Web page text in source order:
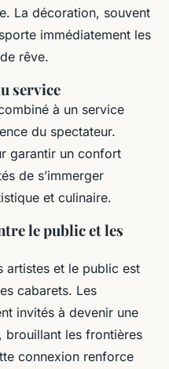
La décoration, souvent
immédiatement les
rêve.
service
à un service
du spectateur.
garantir un confort
de s’immerger
et culinaire.
le public et les
artistes et le public est
cabarets. Les
invités à devenir une
brouillant les frontières
connexion renforce